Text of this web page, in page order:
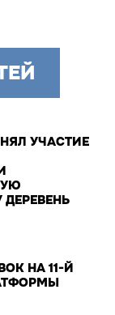
УЧАСТИЕ
НА 11-Й